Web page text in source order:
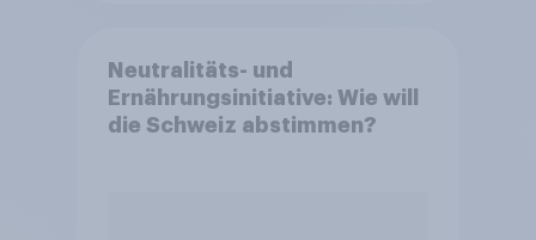
Neutralitäts- und
Ernährungsinitiative: Wie will
die Schweiz abstimmen?